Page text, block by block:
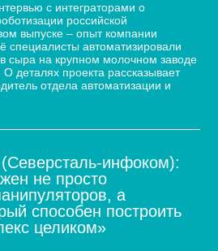
с интеграторами о
российской
выпуске – опыт компании
специалисты автоматизировали
сыра на крупном молочном заводе
деталях проекта рассказывает
отдела автоматизации и
инфоком):
не просто
а
способен построить
целиком»